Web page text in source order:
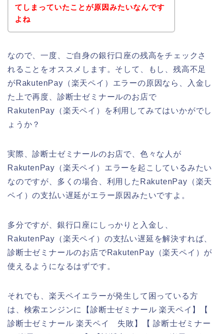
てしまっていたことが原因みたいなんです
よね
なので、一度、ご自身の銀行口座の残高をチェックさ
れることをオススメします。そして、もし、残高不足
がRakutenPay（楽天ペイ）エラーの原因なら、入金し
た上で再度、診断士ゼミナールのお店で
RakutenPay（楽天ペイ）を利用してみてはいかがでし
ょうか？
実際、診断士ゼミナールのお店で、色々な人が
RakutenPay（楽天ペイ）エラーを起こしているみたい
なのですが、多くの場合、利用したRakutenPay（楽天
ペイ）の支払い遅延がエラー原因みたいですよ。
多分ですが、銀行口座にしっかりと入金し、
RakutenPay（楽天ペイ）の支払い遅延を解決すれば、
診断士ゼミナールのお店でRakutenPay（楽天ペイ）が
使えるようになるはずです。
それでも、楽天ペイエラーが発生して困っている方
は、検索エンジンに【診断士ゼミナール 楽天ペイ】【
診断士ゼミナール 楽天ペイ 失敗】【 診断士ゼミナー